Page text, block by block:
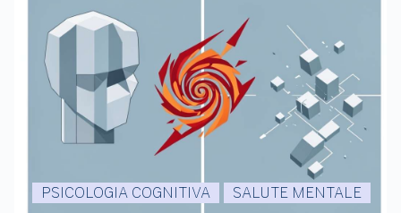
PSICOLOGIA COGNITIVA SALUTE MENTALE